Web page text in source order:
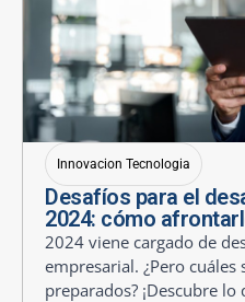
Innovacion Tecnologia
Desafíos para el
2024: cómo
2024 viene cargado de
empresarial. ¿Pero cuáles
preparados? ¡Descubre